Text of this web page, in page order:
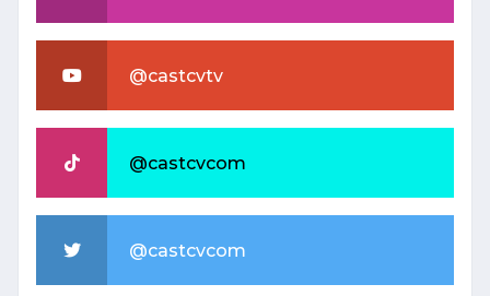
@castcvtv
@castcvcom
@castcvcom